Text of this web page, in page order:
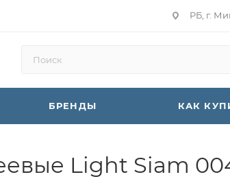
РБ, г.
БРЕНДЫ КАК
Light Siam